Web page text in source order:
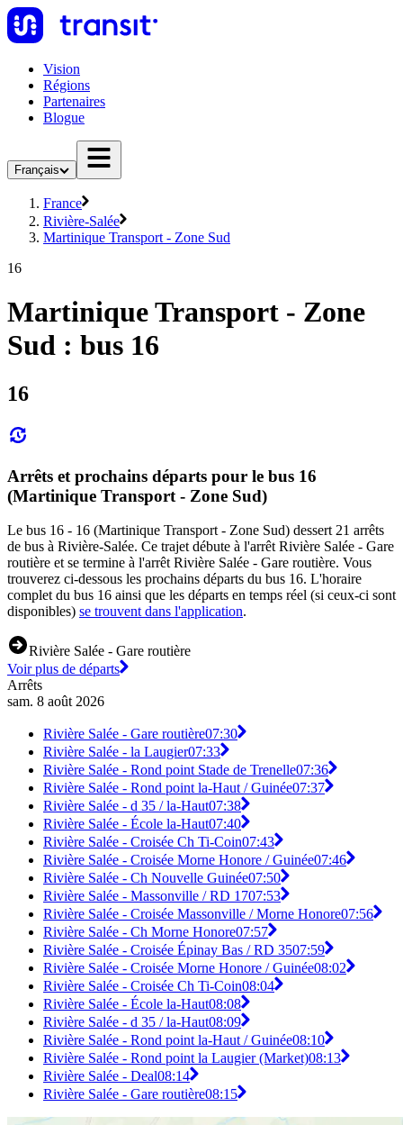
Vision
Régions
Partenaires
Blogue
Français
France
Rivière-Salée
Martinique Transport - Zone Sud
16
Martinique Transport - Zone
Sud : bus 16
16
Arrêts et prochains départs pour le bus 16
(Martinique Transport - Zone Sud)
Le bus 16 - 16 (Martinique Transport - Zone Sud) dessert 21 arrêts
de bus à Rivière-Salée. Ce trajet débute à l'arrêt Rivière Salée - Gare
routière et se termine à l'arrêt Rivière Salée - Gare routière. Vous
trouverez ci-dessous les prochains départs du bus 16. L'horaire
complet du bus 16 ainsi que les départs en temps réel (si ceux-ci sont
disponibles) se trouvent dans l'application.
Rivière Salée - Gare routière
Voir plus de départs
Arrêts
sam. 8 août 2026
Rivière Salée - Gare routière07:30
Rivière Salée - la Laugier07:33
Rivière Salée - Rond point Stade de Trenelle07:36
Rivière Salée - Rond point la-Haut / Guinée07:37
Rivière Salée - d 35 / la-Haut07:38
Rivière Salée - École la-Haut07:40
Rivière Salée - Croisée Ch Ti-Coin07:43
Rivière Salée - Croisée Morne Honore / Guinée07:46
Rivière Salée - Ch Nouvelle Guinée07:50
Rivière Salée - Massonville / RD 1707:53
Rivière Salée - Croisée Massonville / Morne Honore07:56
Rivière Salée - Ch Morne Honore07:57
Rivière Salée - Croisée Épinay Bas / RD 3507:59
Rivière Salée - Croisée Morne Honore / Guinée08:02
Rivière Salée - Croisée Ch Ti-Coin08:04
Rivière Salée - École la-Haut08:08
Rivière Salée - d 35 / la-Haut08:09
Rivière Salée - Rond point la-Haut / Guinée08:10
Rivière Salée - Rond point la Laugier (Market)08:13
Rivière Salée - Deal08:14
Rivière Salée - Gare routière08:15